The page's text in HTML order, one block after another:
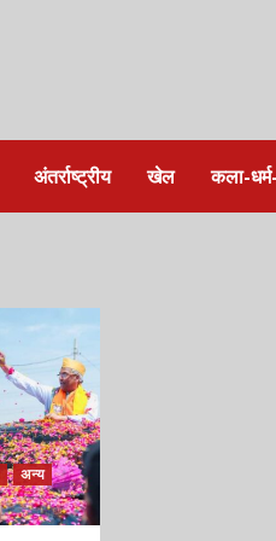
अंतर्राष्ट्रीय खेल कला-
अन्य